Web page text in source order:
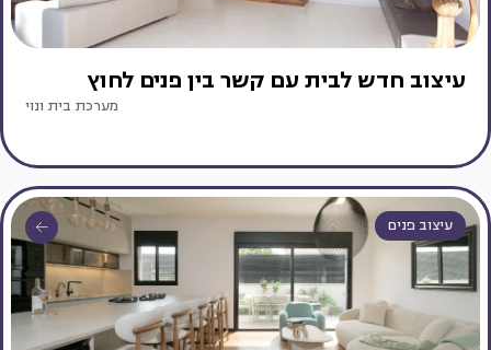
עיצוב חדש לבית עם קשר בין פנים לחוץ
מערכת בית ונוי
עיצוב פנים